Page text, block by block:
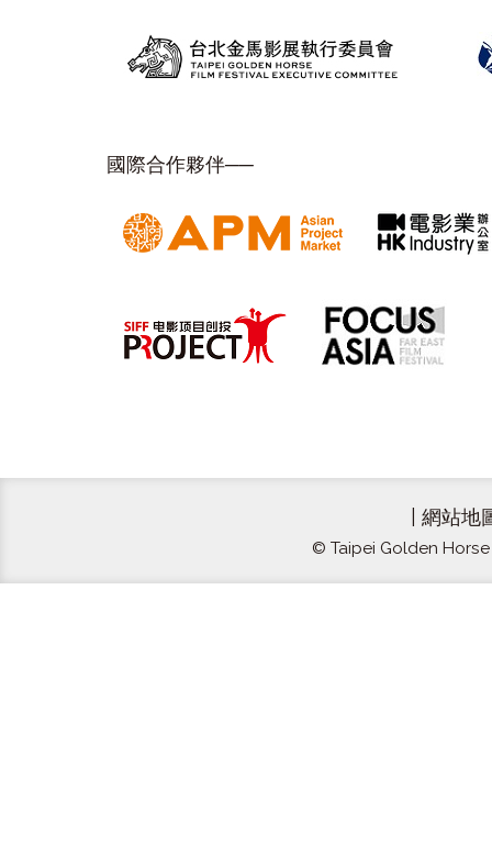
國際合作夥伴──
網站地
© Taipei Golden